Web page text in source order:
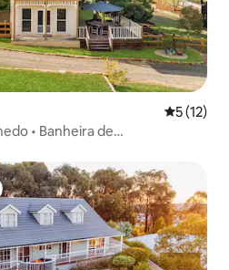
5 de uma
5 (12)
• Banheira de